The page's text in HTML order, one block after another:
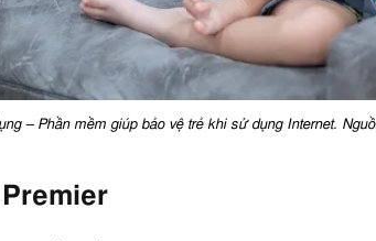
– Phần mềm giúp bảo vệ trẻ khi sử dụng Internet.